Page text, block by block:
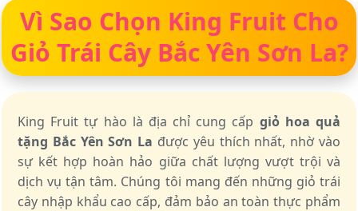
Vì Sao Chọn King Fruit Cho
Giỏ Trái Cây Bắc Yên Sơn La?
King Fruit tự hào là địa chỉ cung cấp giỏ hoa quả
tặng Bắc Yên Sơn La được yêu thích nhất, nhờ vào
sự kết hợp hoàn hảo giữa chất lượng vượt trội và
dịch vụ tận tâm. Chúng tôi mang đến những giỏ trái
cây nhập khẩu cao cấp, đảm bảo an toàn thực phẩm